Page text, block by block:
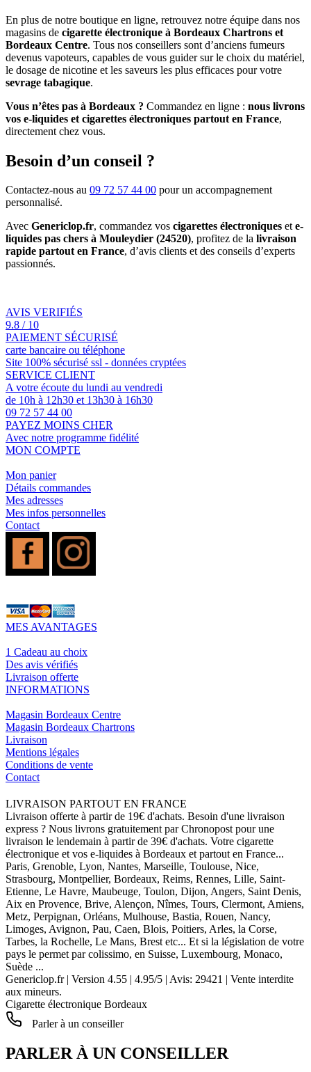
En plus de notre boutique en ligne, retrouvez notre équipe dans nos
magasins de cigarette électronique à Bordeaux Chartrons et
Bordeaux Centre. Tous nos conseillers sont d’anciens fumeurs
devenus vapoteurs, capables de vous guider sur le choix du matériel,
le dosage de nicotine et les saveurs les plus efficaces pour votre
sevrage tabagique.
Vous n’êtes pas à Bordeaux ? Commandez en ligne : nous livrons
vos e-liquides et cigarettes électroniques partout en France,
directement chez vous.
Besoin d’un conseil ?
Contactez-nous au 09 72 57 44 00 pour un accompagnement
personnalisé.
Avec Genericlop.fr, commandez vos cigarettes électroniques ete-
liquides pas chers à Mouleydier (24520), profitez de la livraison
rapide partout en France, d’avis clients et des conseils d’experts
passionnés.
AVIS VERIFIÉS
9.8 / 10
PAIEMENT SÉCURISÉ
carte bancaire ou téléphone
Site 100% sécurisé ssl - données cryptées
SERVICE CLIENT
A votre écoute du lundi au vendredi
de 10h à 12h30 et 13h30 à 16h30
09 72 57 44 00
PAYEZ MOINS CHER
Avec notre programme fidélité
MON COMPTE
Mon panier
Détails commandes
Mes adresses
Mes infos personnelles
Contact
MES AVANTAGES
1 Cadeau au choix
Des avis vérifiés
Livraison offerte
INFORMATIONS
Magasin Bordeaux Centre
Magasin Bordeaux Chartrons
Livraison
Mentions légales
Conditions de vente
Contact
LIVRAISON PARTOUT EN FRANCE
Livraison offerte à partir de 19€ d'achats. Besoin d'une livraison
express ? Nous livrons gratuitement par Chronopost pour une
livraison le lendemain à partir de 39€ d'achats. Votre cigarette
électronique et vos e-liquides à Bordeaux et partout en France...
Paris, Grenoble, Lyon, Nantes, Marseille, Toulouse, Nice,
Strasbourg, Montpellier, Bordeaux, Reims, Rennes, Lille, Saint-
Etienne, Le Havre, Maubeuge, Toulon, Dijon, Angers, Saint Denis,
Aix en Provence, Brive, Alençon, Nîmes, Tours, Clermont, Amiens,
Metz, Perpignan, Orléans, Mulhouse, Bastia, Rouen, Nancy,
Limoges, Avignon, Pau, Caen, Blois, Poitiers, Arles, la Corse,
Tarbes, la Rochelle, Le Mans, Brest etc... Et si la législation de votre
pays le permet par colissimo, en Suisse, Luxembourg, Monaco,
Suède ...
Genericlop.fr| Version 4.55 | 4.95/5 | Avis: 29421 | Vente interdite
aux mineurs.
Cigarette électronique Bordeaux
Parler à un conseiller
PARLER À UN CONSEILLER